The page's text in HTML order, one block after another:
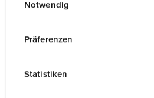
Notwendig
Präferenzen
Statistiken